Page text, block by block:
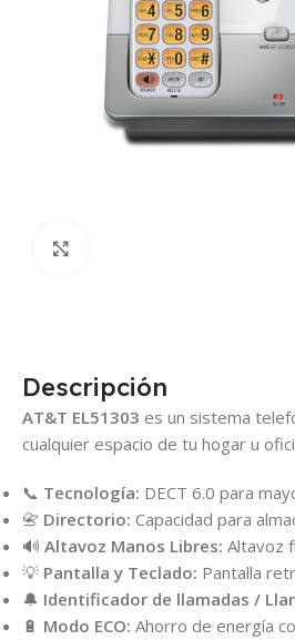
Descripción
AT&T EL51303 es un sistema
cualquier espacio de tu hogar u
📞 Tecnología: DECT 6.0 para
📇 Directorio: Capacidad para
🔊 Altavoz Manos Libres: Altavoz
💡 Pantalla y Teclado: Pantalla
🔔 Identificador de llamadas /
🔋 Modo ECO: Ahorro de energía